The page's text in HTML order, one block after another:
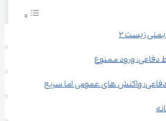
زیست ۲
ورود ممنوع
واکنش های عمومی اما سریع